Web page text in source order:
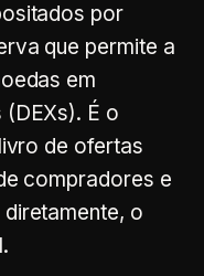
por
que permite a
em
É o
de ofertas
compradores e
o